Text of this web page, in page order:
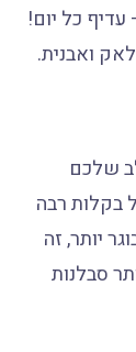
עדיף כל יום!
ואבנית.
שלכם
בקלות רבה
יותר, זה
סבלנות